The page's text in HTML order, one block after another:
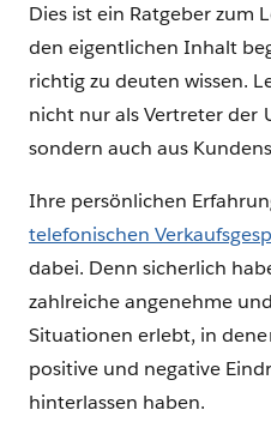
Dies ist ein Ratgeber zum
den eigentlichen Inhalt
richtig zu deuten wissen.
nicht nur als Vertreter der
sondern auch aus
Ihre persönlichen
telefonischen
dabei. Denn sicherlich
zahlreiche angenehme
Situationen erlebt, in
positive und negative
hinterlassen haben.